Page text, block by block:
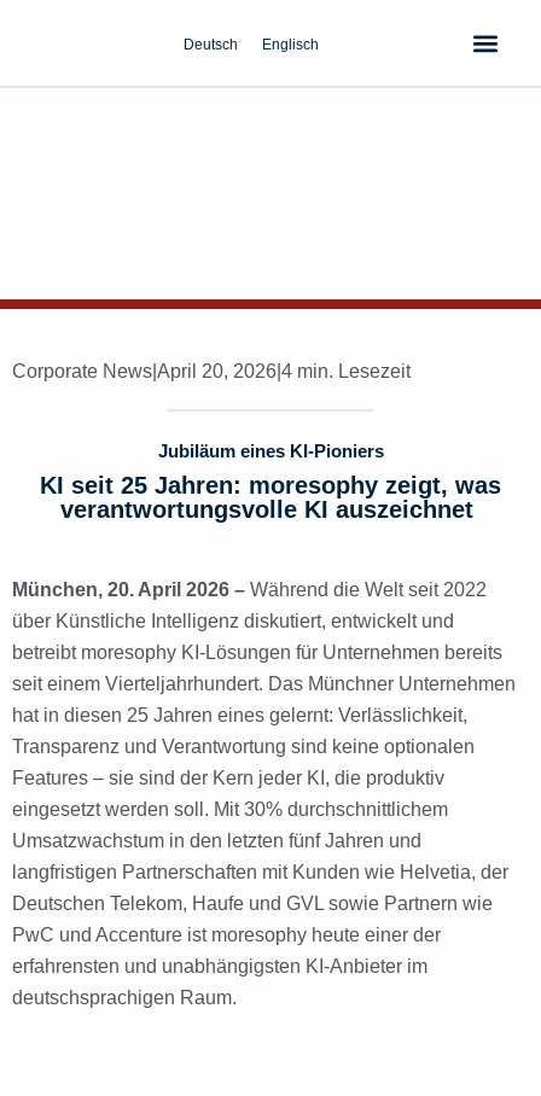
Deutsch Englisch
Corporate News April 20, 2026 4 min. Lesezeit
Jubiläum eines KI-Pioniers
KI seit 25 Jahren: moresophy zeigt, was
verantwortungsvolle KI auszeichnet
München, 20. April 2026 – Während die Welt seit 2022
über Künstliche Intelligenz diskutiert, entwickelt und
betreibt moresophy KI-Lösungen für Unternehmen bereits
seit einem Vierteljahrhundert. Das Münchner Unternehmen
hat in diesen 25 Jahren eines gelernt: Verlässlichkeit,
Transparenz und Verantwortung sind keine optionalen
Features – sie sind der Kern jeder KI, die produktiv
eingesetzt werden soll. Mit 30% durchschnittlichem
Umsatzwachstum in den letzten fünf Jahren und
langfristigen Partnerschaften mit Kunden wie Helvetia, der
Deutschen Telekom, Haufe und GVL sowie Partnern wie
PwC und Accenture ist moresophy heute einer der
erfahrensten und unabhängigsten KI-Anbieter im
deutschsprachigen Raum.